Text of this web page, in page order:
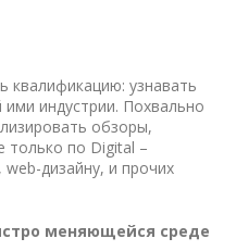
узнавать
индустрии. Похвально
обзоры,
только по Digital –
дизайну, и прочих
меняющейся среде